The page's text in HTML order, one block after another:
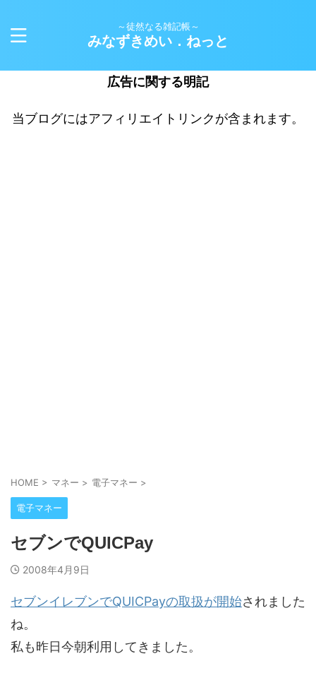
～徒然なる雑記帳～
みなずきめい．ねっと
広告に関する明記
当ブログにはアフィリエイトリンクが含まれます。
HOME > マネー > 電子マネー >
電子マネー
セブンでQUICPay
2008年4月9日
セブンイレブンでQUICPayの取扱が開始されました
ね。
私も昨日今朝利用してきました。